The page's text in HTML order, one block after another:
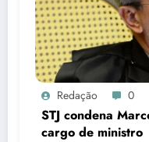
Redação 0
STJ condena
cargo de ministro